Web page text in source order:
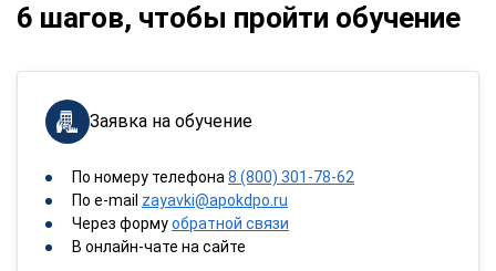
6 шагов, чтобы пройти обучение
Заявка на обучение
По номеру телефона 8 (800) 301-78-62
По e-mail zayavki@apokdpo.ru
Через формуобратной связи
В онлайн-чате на сайте